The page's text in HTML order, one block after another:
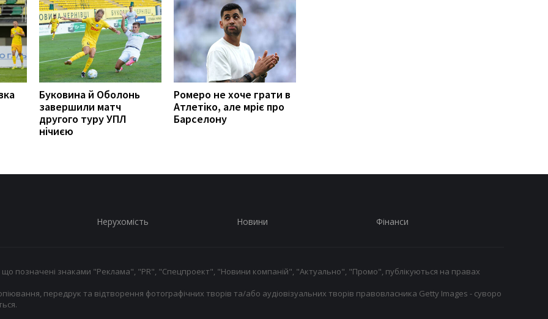
Буковина й Оболонь
завершили матч
другого туру УПЛ
нічиєю
Ромеро не хоче грати в
Атлетіко, але мріє про
Барселону
Нерухомість Новини Фінанси
що позначені знаками "Реклама", "PR", "Спецпроект", "Новини компаній", "Актуально", "Промо", публікуються на правах
передрук та відтворення фотографічних творів та/або аудіовізуальних творів правовласника Getty Images - суворо